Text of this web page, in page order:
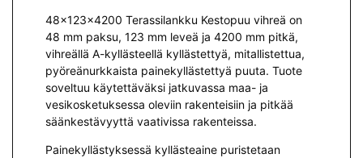
48x123x4200 Terassilankku Kestopuu vihreä on
48 mm paksu, 123 mm leveä ja 4200 mm pitkä,
vihreällä A-kyllästeellä kyllästettyä, mitallistettua,
pyöreänurkkaista painekyllästettyä puuta. Tuote
soveltuu käytettäväksi jatkuvassa maa- ja
vesikosketuksessa oleviin rakenteisiin ja pitkää
säänkestävyyttä vaativissa rakenteissa.
Painekyllästyksessä kyllästeaine puristetaan